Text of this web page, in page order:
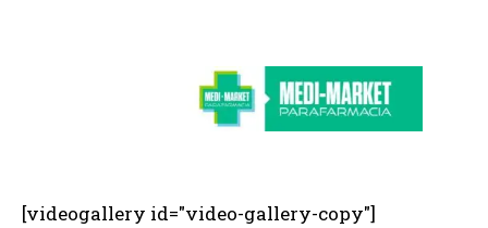
[videogallery id="video-gallery-copy"]